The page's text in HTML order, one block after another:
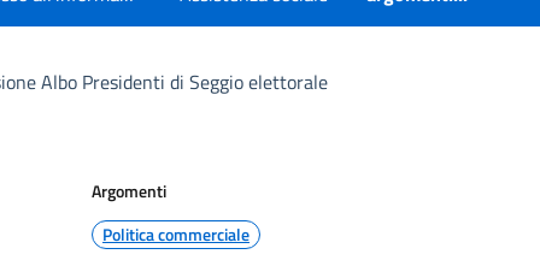
Albo Presidenti di Seggio elettorale
Argomenti
Politica commerciale